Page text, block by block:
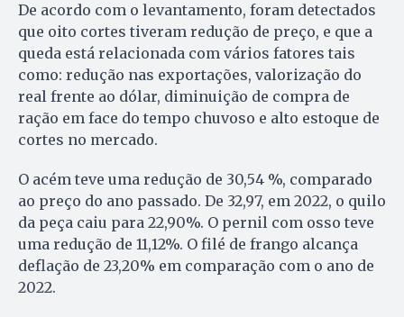
De acordo com o levantamento, foram detectados
que oito cortes tiveram redução de preço, e que a
queda está relacionada com vários fatores tais
como: redução nas exportações, valorização do
real frente ao dólar, diminuição de compra de
ração em face do tempo chuvoso e alto estoque de
cortes no mercado.
O acém teve uma redução de 30,54 %, comparado
ao preço do ano passado. De 32,97, em 2022, o quilo
da peça caiu para 22,90%. O pernil com osso teve
uma redução de 11,12%. O filé de frango alcança
deflação de 23,20% em comparação com o ano de
2022.